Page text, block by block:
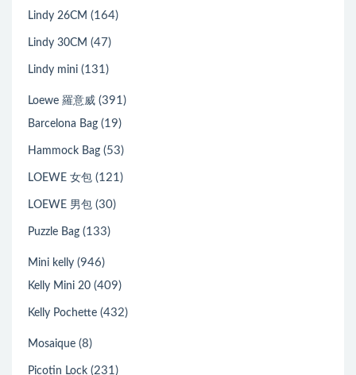
Lindy 26CM (164)
Lindy 30CM (47)
Lindy mini (131)
Loewe 羅意威 (391)
Barcelona Bag (19)
Hammock Bag (53)
LOEWE 女包 (121)
LOEWE 男包 (30)
Puzzle Bag (133)
Mini kelly (946)
Kelly Mini 20 (409)
Kelly Pochette (432)
Mosaique (8)
Picotin Lock (231)